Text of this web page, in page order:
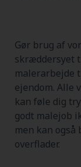
Gør brug af
skræddersyet
malerarbejde
ejendom. Alle
kan føle dig
godt malejob
men kan
overflader.